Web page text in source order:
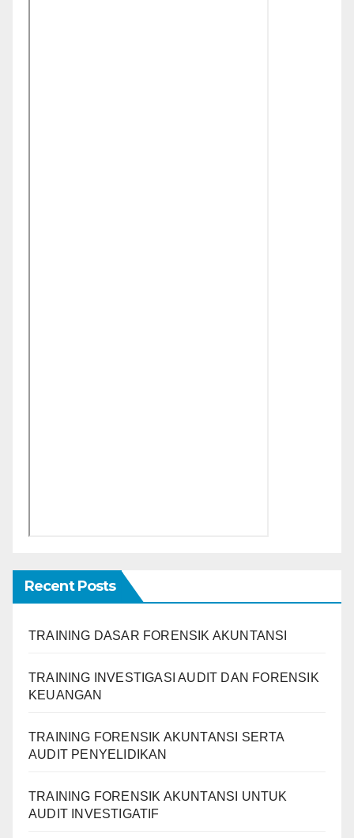
Recent Posts
TRAINING DASAR FORENSIK AKUNTANSI
TRAINING INVESTIGASI AUDIT DAN FORENSIK
KEUANGAN
TRAINING FORENSIK AKUNTANSI SERTA
AUDIT PENYELIDIKAN
TRAINING FORENSIK AKUNTANSI UNTUK
AUDIT INVESTIGATIF